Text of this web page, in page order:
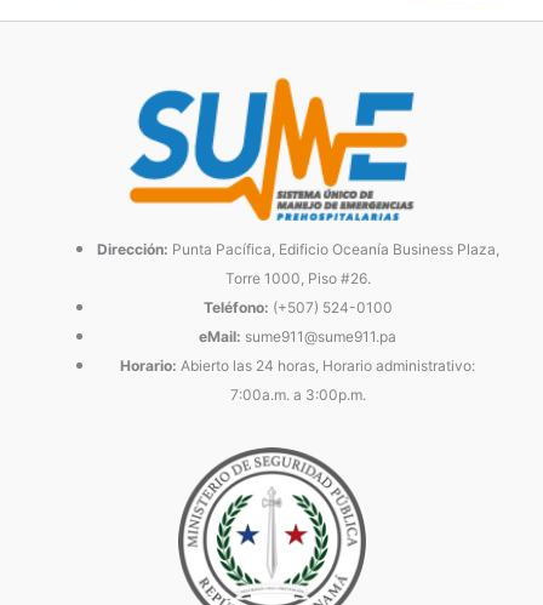
Dirección: Punta Pacífica, Edificio Oceanía Business Plaza,
Torre 1000, Piso #26.
Teléfono: (+507) 524-0100
eMail: sume911@sume911.pa
Horario: Abierto las 24 horas, Horario administrativo:
7:00a.m. a 3:00p.m.